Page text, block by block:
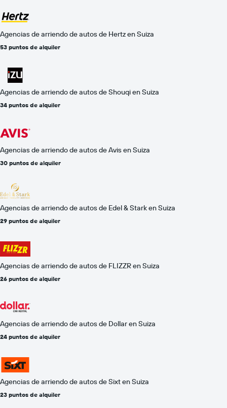
Agencias de arriendo de autos de Hertz en Suiza
53 puntos de alquiler
Agencias de arriendo de autos de Shouqi en Suiza
34 puntos de alquiler
Agencias de arriendo de autos de Avis en Suiza
30 puntos de alquiler
Agencias de arriendo de autos de Edel & Stark en Suiza
29 puntos de alquiler
Agencias de arriendo de autos de FLIZZR en Suiza
26 puntos de alquiler
Agencias de arriendo de autos de Dollar en Suiza
24 puntos de alquiler
Agencias de arriendo de autos de Sixt en Suiza
23 puntos de alquiler